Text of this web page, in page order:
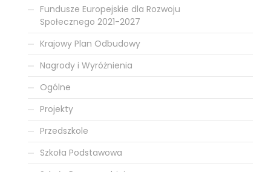
Fundusze Europejskie dla Rozwoju
Społecznego 2021-2027
Krajowy Plan Odbudowy
Nagrody i Wyróżnienia
Ogólne
Projekty
Przedszkole
Szkoła Podstawowa